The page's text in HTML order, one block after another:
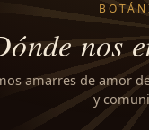
nos
amarres de amor
y